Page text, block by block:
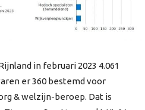
in februari 2023 4.061
er 360 bestemd voor
& welzijn-beroep. Dat is